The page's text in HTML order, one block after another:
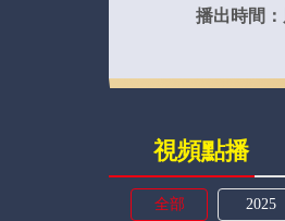
播出時間：
視頻點播
全部 2025